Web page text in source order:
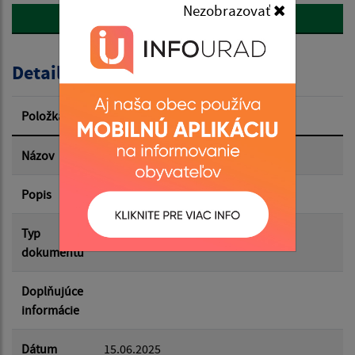
Nezobrazovať
Popis:
Dátum zverejnenia od:
Dátum zverejnenia do:
Filtrovať Reset
späť
Detail úradného dokumentu
Položka Informácia
Názov Záverečný účet obce za rok 2024
Popis
Typ
dokumentu
Rozpočet-Hospodárenie
Doplňujúce
informácie
Dátum 15.06.2025